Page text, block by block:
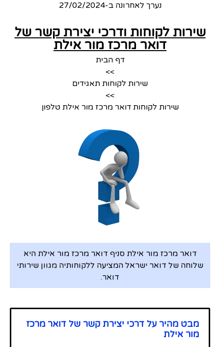
נערך לאחרונה ב-27/02/2024
שירות לקוחות ודרכי יצירת קשר של
דואר מרכז מור אילת
דף הבית
>>
שירות לקוחות תאגידים
>>
שירות לקוחות דואר מרכז מור אילת טלפון
דואר מרכז מור אילת סניף דואר מרכז מור אילת היא
שלוחה של דואר ישראל המציעה ללקוחותיה מגוון שירותי
דואר.
מבט מהיר על דרכי יצירת קשר של דואר מרכז
מור אילת